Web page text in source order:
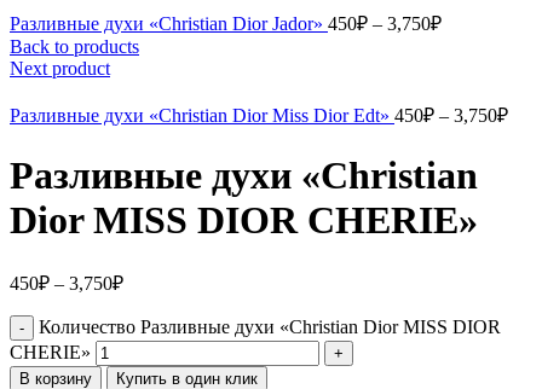
Разливные духи «Christian Dior Jador» 450₽ – 3,750₽
Back to products
Next product
Разливные духи «Christian Dior Miss Dior Edt» 450₽ – 3,750₽
Разливные духи «Christian
Dior MISS DIOR CHERIE»
450₽ – 3,750₽
Количество Разливные духи «Christian Dior MISS DIOR
CHERIE»
В корзину Купить в один клик